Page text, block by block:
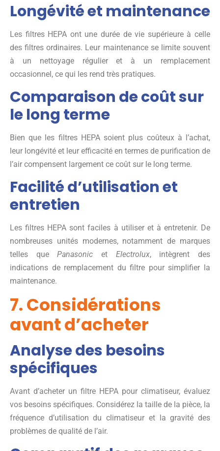
Longévité et maintenance
Les filtres HEPA ont une durée de vie supérieure à celle
des filtres ordinaires. Leur maintenance se limite souvent
à un nettoyage régulier et à un remplacement
occasionnel, ce qui les rend très pratiques.
Comparaison de coût sur
le long terme
Bien que les filtres HEPA soient plus coûteux à l’achat,
leur longévité et leur efficacité en termes de purification de
l’air compensent largement ce coût sur le long terme.
Facilité d’utilisation et
entretien
Les filtres HEPA sont faciles à utiliser et à entretenir. De
nombreuses unités modernes, notamment de marques
telles quePanasonic et Electrolux, intègrent des
indications de remplacement du filtre pour simplifier la
maintenance.
7. Considérations
avant d’acheter
Analyse des besoins
spécifiques
Avant d’acheter un filtre HEPA pour climatiseur, évaluez
vos besoins spécifiques. Considérez la taille de la pièce, la
fréquence d’utilisation du climatiseur et la gravité des
problèmes de qualité de l’air.